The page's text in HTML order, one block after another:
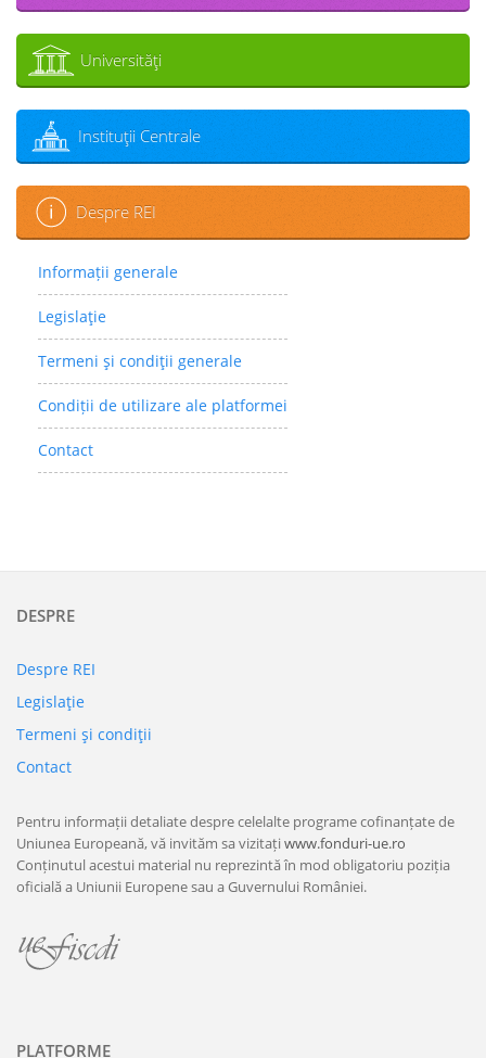
Universităţi
Instituţii Centrale
Despre REI
Informații generale
Legislaţie
Termeni şi condiţii generale
Condiții de utilizare ale platformei
Contact
DESPRE
Despre REI
Legislaţie
Termeni şi condiţii
Contact
Pentru informații detaliate despre celelalte programe cofinanțate de
Uniunea Europeană, vă invităm sa vizitațiwww.fonduri-ue.ro
Conținutul acestui material nu reprezintă în mod obligatoriu poziția
oficială a Uniunii Europene sau a Guvernului României.
PLATFORME